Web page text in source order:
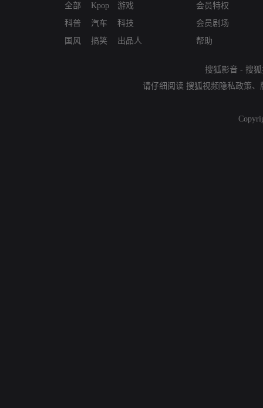
全部
科普
国风
Kpop
汽车
搞笑
游戏
科技
出品人
会员特权
会员剧场
帮助
搜狐影音 - 搜
请仔细阅读 搜狐视频隐私政策、